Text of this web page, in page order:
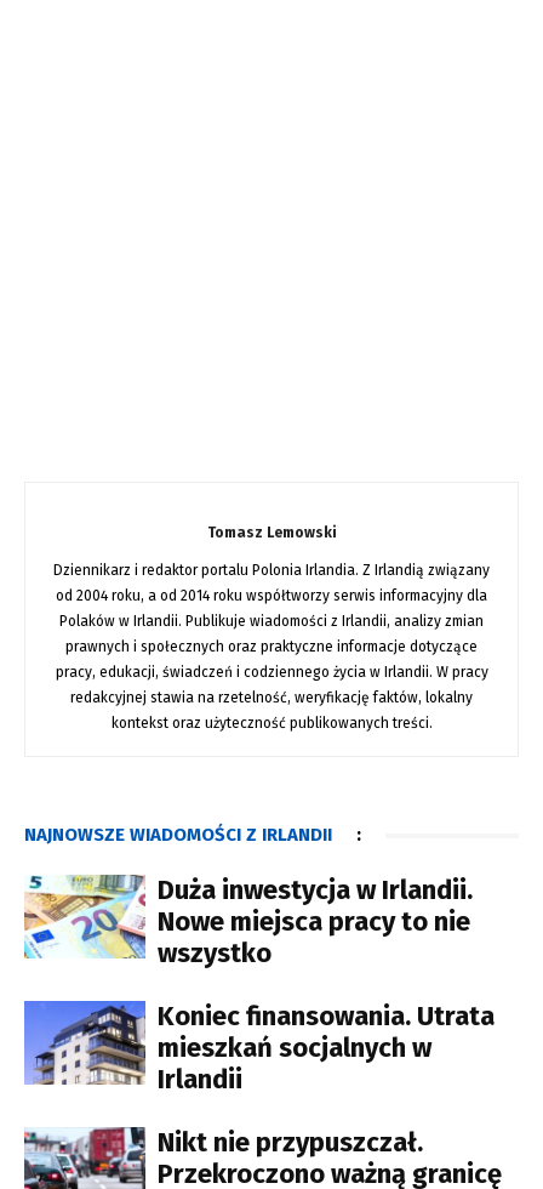
Tomasz Lemowski
Dziennikarz i redaktor portalu Polonia Irlandia. Z Irlandią związany
od 2004 roku, a od 2014 roku współtworzy serwis informacyjny dla
Polaków w Irlandii. Publikuje wiadomości z Irlandii, analizy zmian
prawnych i społecznych oraz praktyczne informacje dotyczące
pracy, edukacji, świadczeń i codziennego życia w Irlandii. W pracy
redakcyjnej stawia na rzetelność, weryfikację faktów, lokalny
kontekst oraz użyteczność publikowanych treści.
NAJNOWSZE WIADOMOŚCI Z IRLANDII :
Duża inwestycja w Irlandii.
Nowe miejsca pracy to nie
wszystko
Koniec finansowania. Utrata
mieszkań socjalnych w
Irlandii
Nikt nie przypuszczał.
Przekroczono ważną granicę